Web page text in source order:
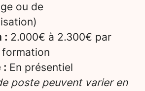
ou de
: 2.000€ à 2.300€ par
formation
: En présentiel
poste peuvent varier en